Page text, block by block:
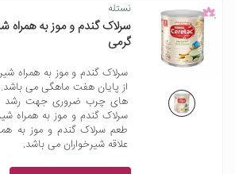
نستله
گرمی
سرلاک گندم و موز به همراه
از پایان هفت ماهگی می باشد.
های چرب ضروری جهت رشد
سرلاک گندم و موز به همراه
طعم سرلاک گندم و موز به
علاقه شیرخواران می باشد.